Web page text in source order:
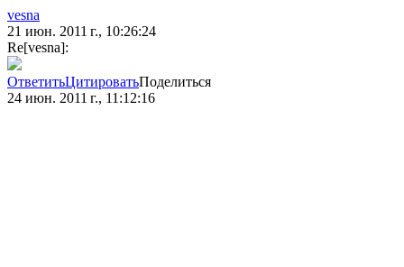
vesna
21 июн. 2011 г., 10:26:24
Re[vesna]:
ОтветитьЦитироватьПоделиться
24 июн. 2011 г., 11:12:16